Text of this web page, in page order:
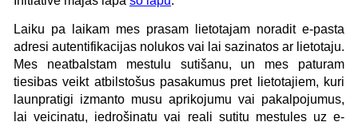
Laiku pa laikam mes prasam lietotajam noradit e-pasta
adresi autentifikacijas nolukos vai lai sazinatos ar lietotaju.
Mes neatbalstam mestulu sutišanu, un mes paturam
tiesibas veikt atbilstošus pasakumus pret lietotajiem, kuri
launpratigi izmanto musu aprikojumu vai pakalpojumus,
lai veicinatu, iedrošinatu vai reali sutitu mestules uz e-